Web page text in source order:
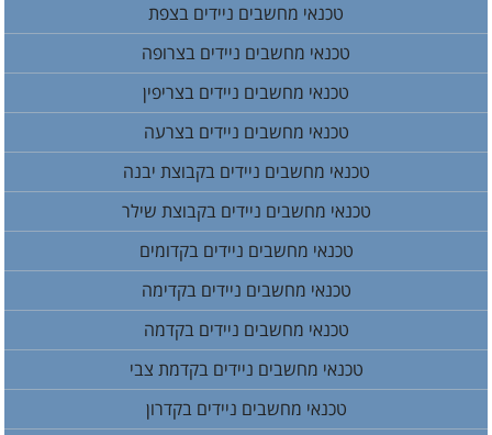
טכנאי מחשבים ניידים בצפת
טכנאי מחשבים ניידים בצרופה
טכנאי מחשבים ניידים בצריפין
טכנאי מחשבים ניידים בצרעה
טכנאי מחשבים ניידים בקבוצת יבנה
טכנאי מחשבים ניידים בקבוצת שילר
טכנאי מחשבים ניידים בקדומים
טכנאי מחשבים ניידים בקדימה
טכנאי מחשבים ניידים בקדמה
טכנאי מחשבים ניידים בקדמת צבי
טכנאי מחשבים ניידים בקדרון